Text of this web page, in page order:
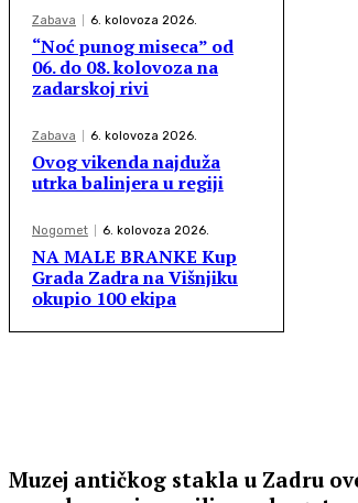
Zabava 6. kolovoza 2026.
“Noć punog miseca” od
06. do 08. kolovoza na
zadarskoj rivi
Zabava 6. kolovoza 2026.
Ovog vikenda najduža
utrka balinjera u regiji
Nogomet 6. kolovoza 2026.
NA MALE BRANKE Kup
Grada Zadra na Višnjiku
okupio 100 ekipa
Muzej antičkog stakla u Zadru